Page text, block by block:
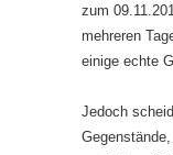
zum
mehreren
einige echte
Jedoch